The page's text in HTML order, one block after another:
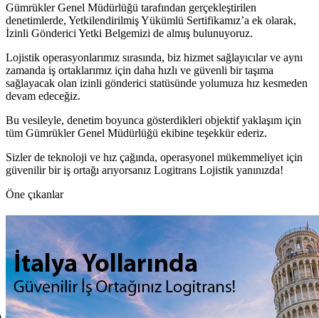
Gümrükler Genel Müdürlüğü tarafından gerçekleştirilen
denetimlerde, Yetkilendirilmiş Yükümlü Sertifikamız’a ek olarak,
İzinli Gönderici Yetki Belgemizi de almış bulunuyoruz.
Lojistik operasyonlarımız sırasında, biz hizmet sağlayıcılar ve aynı
zamanda iş ortaklarımız için daha hızlı ve güvenli bir taşıma
sağlayacak olan izinli gönderici statüsünde yolumuza hız kesmeden
devam edeceğiz.
Bu vesileyle, denetim boyunca gösterdikleri objektif yaklaşım için
tüm Gümrükler Genel Müdürlüğü ekibine teşekkür ederiz.
Sizler de teknoloji ve hız çağında, operasyonel mükemmeliyet için
güvenilir bir iş ortağı arıyorsanız Logitrans Lojistik yanınızda!
Öne çıkanlar